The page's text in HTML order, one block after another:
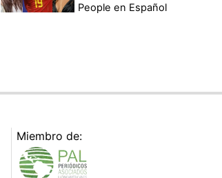
People en Español
Miembro de: